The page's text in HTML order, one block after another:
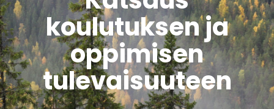
koulutuksen ja
oppimisen
tulevaisuuteen